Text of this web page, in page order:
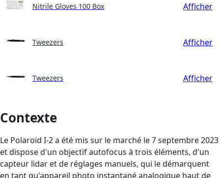
Nitrile Gloves 100 Box Afficher
Tweezers Afficher
Tweezers Afficher
Contexte
Le Polaroid I-2 a été mis sur le marché le 7 septembre 2023
et dispose d'un objectif autofocus à trois éléments, d'un
capteur lidar et de réglages manuels, qui le démarquent
en tant qu'appareil photo instantané analogique haut de